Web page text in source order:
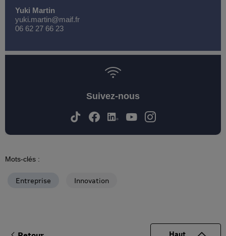
Yuki Martin
yuki.martin@maif.fr
06 62 27 66 23
Suivez-nous
Mots-clés :
Entreprise Innovation
Haut